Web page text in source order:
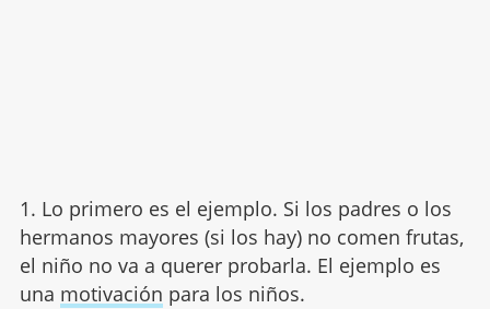
1. Lo primero es el ejemplo. Si los padres o los
hermanos mayores (si los hay) no comen frutas,
el niño no va a querer probarla. El ejemplo es
una motivación para los niños.